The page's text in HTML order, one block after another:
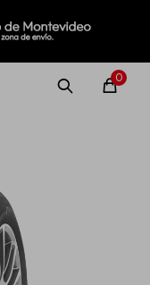
0
MI CUENTA
Rolling Repuestos